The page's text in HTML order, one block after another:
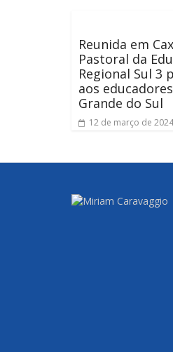
Reunida em
Pastoral da
Regional Sul 3
aos
Grande do Sul
12 de março de 2024